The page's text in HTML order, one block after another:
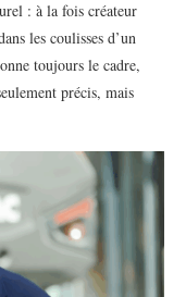
: à la fois créateur
les coulisses d’un
toujours le cadre,
précis, mais